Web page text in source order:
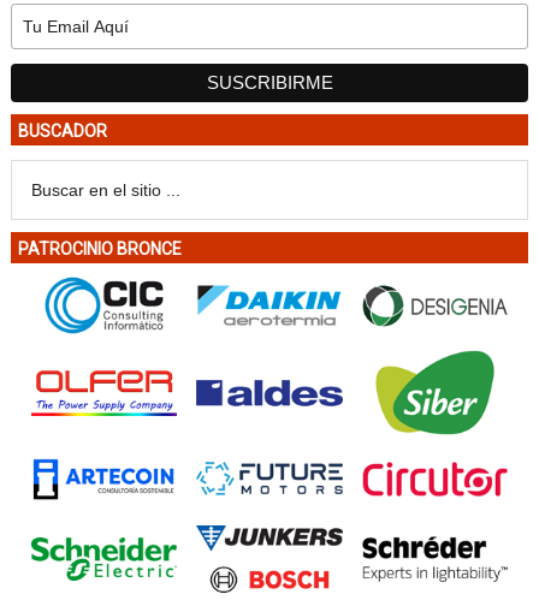
BUSCADOR
PATROCINIO BRONCE